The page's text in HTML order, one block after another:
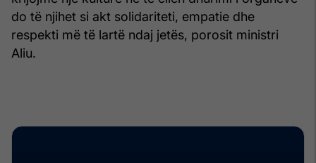
do të njihet si akt solidariteti, empatie dhe
respekti më të lartë ndaj jetës, porosit ministri
Aliu.